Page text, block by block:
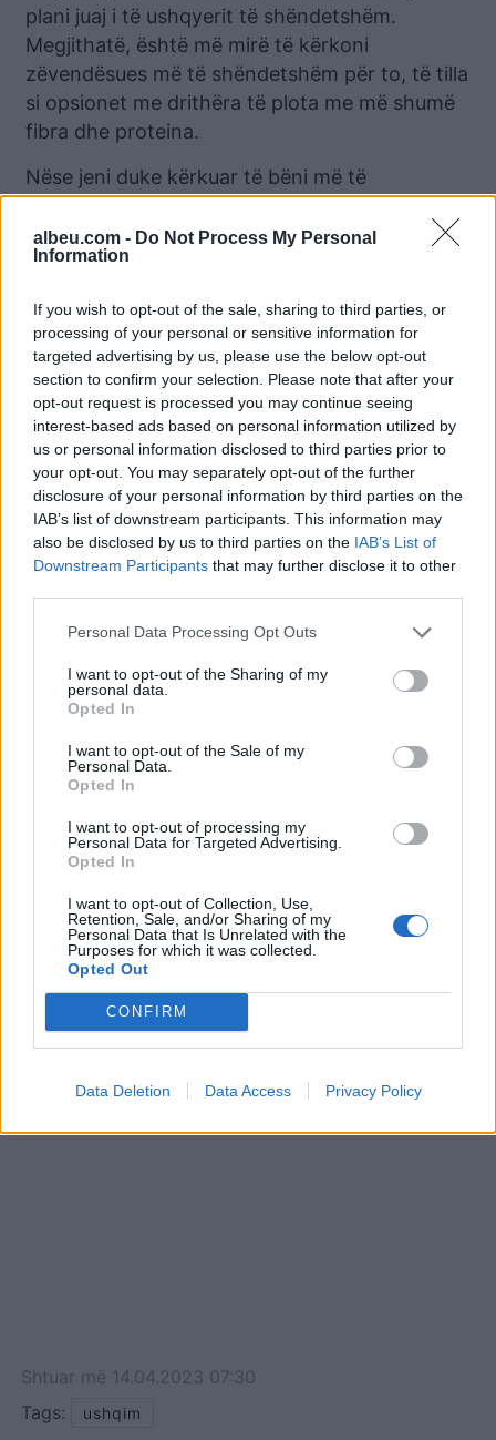
albeu.com - Do Not Process My Personal
Information
If you wish to opt-out of the sale, sharing to third parties, or
processing of your personal or sensitive information for
targeted advertising by us, please use the below opt-out
section to confirm your selection. Please note that after your
opt-out request is processed you may continue seeing
interest-based ads based on personal information utilized by
us or personal information disclosed to third parties prior to
your opt-out. You may separately opt-out of the further
disclosure of your personal information by third parties on the
IAB’s list of downstream participants. This information may
also be disclosed by us to third parties on the IAB’s List of
Downstream Participants that may further disclose it to other
Personal Data Processing Opt Outs
I want to opt-out of the Sharing of my
personal data.
Opted In
I want to opt-out of the Sale of my
Personal Data.
Opted In
I want to opt-out of processing my
Personal Data for Targeted Advertising.
Opted In
I want to opt-out of Collection, Use,
Retention, Sale, and/or Sharing of my
Personal Data that Is Unrelated with the
Purposes for which it was collected.
Opted Out
CONFIRM
Data Deletion Data Access Privacy Policy
plani juaj i të ushqyerit të shëndetshëm.
Megjithatë, është më mirë të kërkoni
zëvendësues më të shëndetshëm për to, të tilla
si opsionet me drithëra të plota me më shumë
fibra dhe proteina.
Nëse jeni duke kërkuar të bëni më të
shëndetshme recetën tuaj të preferuar të orizit
të skuqur, orizi kafe duket si zgjedhja e qartë,
por në fakt ka një profil ushqimor mjaft të
më mirë orizin e egër!
Ju ndoshta keni dëgjuar më parë për orizin e
egër, por a e keni provuar ndonjëherë? Orizi i
egër, si quinoa, ka një përmbajtje pak më të
lartë proteinash, duke i dhënë atij një avantazh
ushqyes ndaj orizit të bardhë ose kafe. Është
gjithashtu një burim i shkëlqyer i fibrave dietike.
/albeu.com
Këto ushqime rrisin
sheqerin në gjak
Nëse jeni duke kaluar një
virozë ose të ftohtë, mos i
prekni këto ushqime
për ushqime të ndryshme
por e vërteta është që
duket bërë kujdes sepse
Më poshtë po sjellim një
listë ushqimesh që duket
ti…
Nuk e keni ditur, këto
ushqime i shkaktojnë
aromë të keqe trupit
Shtuar më 14.04.2023 07:30
Tags:
ushqim